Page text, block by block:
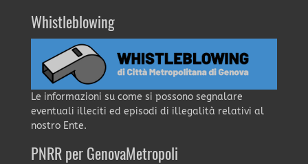
Whistleblowing
Le informazioni su come si possono segnalare
eventuali illeciti ed episodi di illegalità relativi al
nostro Ente.
PNRR per GenovaMetropoli